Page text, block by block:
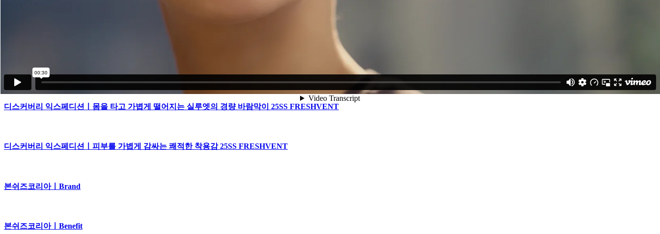
디스커버리 익스페디션ㅣ25SS DISCOVERY JOURNEY 자연
디스커버리 익스페디션ㅣ몸을 타고 가볍게 떨어지는 실루엣의 경량 바람막이 25SS FRESHVENT
디스커버리 익스페디션ㅣ피부를 가볍게 감싸는 쾌적한 착용감 25SS FRESHVENT
본쉬즈코리아ㅣBrand
본쉬즈코리아ㅣBenefit